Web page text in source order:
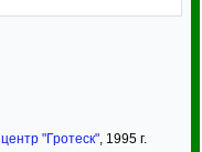
"Гротеск", 1995 г.